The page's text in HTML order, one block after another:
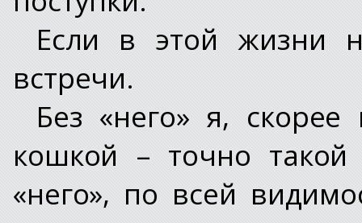
Если в этой жизни
встречи.
Без «него» я, скорее
кошкой – точно
«него», по всей